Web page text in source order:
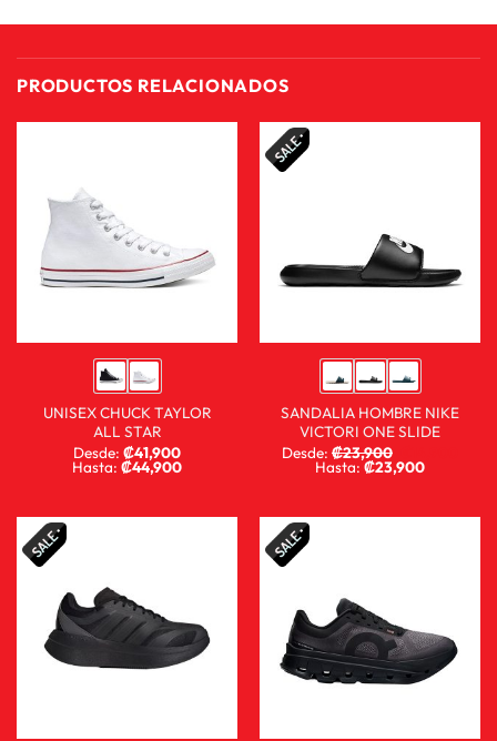
PRODUCTOS RELACIONADOS
UNISEX CHUCK TAYLOR
ALL STAR
Desde: ₡41,900
Hasta: ₡44,900
SANDALIA HOMBRE NIKE
VICTORI ONE SLIDE
Desde: ₡23,900
Hasta:₡23,900